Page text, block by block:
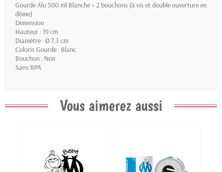
Gourde Alu 500 ml Blanche + 2 bouchons (à vis et double ouverture en
dôme)
Dimension
Hauteur : 19 cm
Diamètre : Ø 7,3 cm
Coloris Gourde : Blanc
Bouchon : Noir
Sans BPA
Vous aimerez aussi